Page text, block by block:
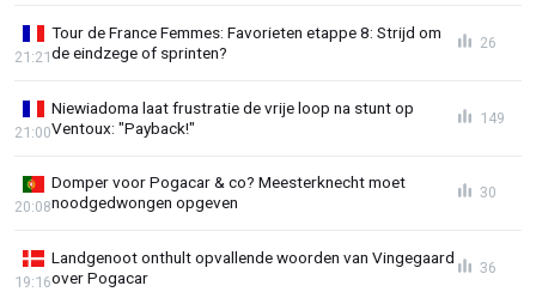
Tour de France Femmes: Favorieten etappe 8: Strijd om
de eindzege of sprinten?
21:21
26
Niewiadoma laat frustratie de vrije loop na stunt op
Ventoux: "Payback!"
21:00
149
Domper voor Pogacar & co? Meesterknecht moet
noodgedwongen opgeven
20:08
30
Landgenoot onthult opvallende woorden van Vingegaard
over Pogacar
19:16
36